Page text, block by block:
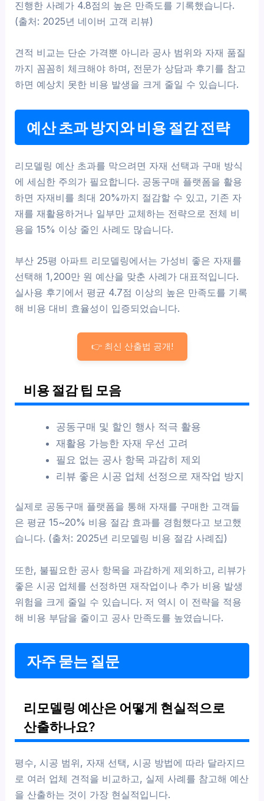
진행한 사례가 4.8점의 높은 만족도를 기록했습니다.
(출처: 2025년 네이버 고객 리뷰)
견적 비교는 단순 가격뿐 아니라 공사 범위와 자재 품질
까지 꼼꼼히 체크해야 하며, 전문가 상담과 후기를 참고
하면 예상치 못한 비용 발생을 크게 줄일 수 있습니다.
예산 초과 방지와 비용 절감 전략
리모델링 예산 초과를 막으려면 자재 선택과 구매 방식
에 세심한 주의가 필요합니다. 공동구매 플랫폼을 활용
하면 자재비를 최대 20%까지 절감할 수 있고, 기존 자
재를 재활용하거나 일부만 교체하는 전략으로 전체 비
용을 15% 이상 줄인 사례도 많습니다.
부산 25평 아파트 리모델링에서는 가성비 좋은 자재를
선택해 1,200만 원 예산을 맞춘 사례가 대표적입니다.
실사용 후기에서 평균 4.7점 이상의 높은 만족도를 기록
해 비용 대비 효율성이 입증되었습니다.
👉 최신 산출법 공개!
비용 절감 팁 모음
공동구매 및 할인 행사 적극 활용
재활용 가능한 자재 우선 고려
필요 없는 공사 항목 과감히 제외
리뷰 좋은 시공 업체 선정으로 재작업 방지
실제로 공동구매 플랫폼을 통해 자재를 구매한 고객들
은 평균 15~20% 비용 절감 효과를 경험했다고 보고했
습니다. (출처: 2025년 리모델링 비용 절감 사례집)
또한, 불필요한 공사 항목을 과감하게 제외하고, 리뷰가
좋은 시공 업체를 선정하면 재작업이나 추가 비용 발생
위험을 크게 줄일 수 있습니다. 저 역시 이 전략을 적용
해 비용 부담을 줄이고 공사 만족도를 높였습니다.
자주 묻는 질문
리모델링 예산은 어떻게 현실적으로
산출하나요?
평수, 시공 범위, 자재 선택, 시공 방법에 따라 달라지므
로 여러 업체 견적을 비교하고, 실제 사례를 참고해 예산
을 산출하는 것이 가장 현실적입니다.